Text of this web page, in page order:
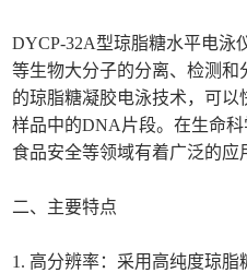
DYCP-32A型琼脂糖水平电泳
等生物大分子的分离、检测
的琼脂糖凝胶电泳技术，可
样品中的DNA片段。在生命科
食品安全等领域有着广泛的应
二、主要特点
1. 高分辨率：采用高纯度琼